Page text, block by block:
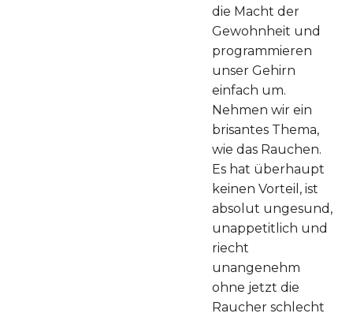
die Macht der
Gewohnheit und
programmieren
unser Gehirn
einfach um.
Nehmen wir ein
brisantes Thema,
wie das Rauchen.
Es hat überhaupt
keinen Vorteil, ist
absolut ungesund,
unappetitlich und
riecht
unangenehm
ohne jetzt die
Raucher schlecht